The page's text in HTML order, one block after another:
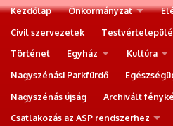
Kezdőlap Önkormányzat
Civil szervezetek
Történet
Egyház Kultúra
Nagyszénási Parkfürdő
Nagyszénás újság
Archivált
Csatlakozás az ASP rendszerhez